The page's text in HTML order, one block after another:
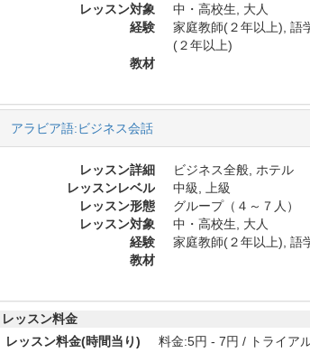
レッスン対象
中・高校生, 大人
経験
家庭教師(２年以上), 語
(２年以上)
教材
アラビア語:ビジネス会話
レッスン詳細
ビジネス全般, ホテル
レッスンレベル
中級, 上級
レッスン形態
グループ（４～７人）
レッスン対象
中・高校生, 大人
経験
家庭教師(２年以上), 語
教材
レッスン料金
レッスン料金(時間当り)
料金:5円 - 7円 / トライア